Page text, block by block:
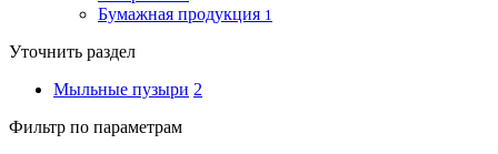
Бумажная продукция 1
Уточнить раздел
Мыльные пузыри 2
Фильтр по параметрам